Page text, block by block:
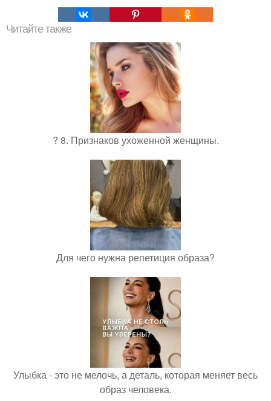
Читайте также
? 8. Признаков ухоженной женщины.
Для чего нужна репетиция образа?
Улыбка - это не мелочь, а деталь, которая меняет весь
образ человека.